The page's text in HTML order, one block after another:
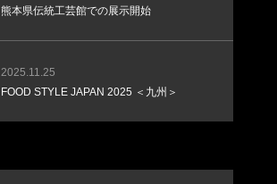
熊本県伝統工芸館での展示開始
2025.11.25
FOOD STYLE JAPAN 2025 ＜九州＞